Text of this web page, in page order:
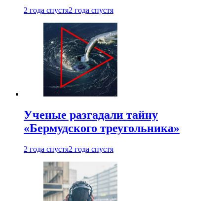
2 года спустя2 года спустя
Ученые разгадали тайну
«Бермудского треугольника»
2 года спустя2 года спустя